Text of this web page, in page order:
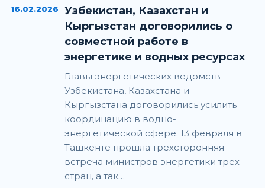
16.02.2026
Узбекистан, Казахстан и
Кыргызстан договорились о
совместной работе в
энергетике и водных ресурсах
Главы энергетических ведомств
Узбекистана, Казахстана и
Кыргызстана договорились усилить
координацию в водно-
энергетической сфере. 13 февраля в
Ташкенте прошла трехсторонняя
встреча министров энергетики трех
стран, а так…